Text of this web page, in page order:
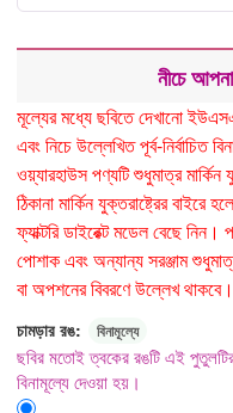
নীচে
মূল্যের মধ্যে ছবিতে দেখানো
এবং নিচে উল্লেখিত পূর্ব-
ওয়্যারহাউস পণ্যটি শুধুমাত্র মার্কিন
ঠিকানা মার্কিন যুক্তরাষ্ট্রের
ফ্যাক্টরি ডাইরেক্ট মডেল বেছে
পোশাক এবং অন্যান্য সরঞ্জাম
বা অপশনের বিবরণে উল্লেখ থাকবে।
চামড়ার রঙ: বিনামূল্যে
ছবির মতোই ত্বকের রঙটি এই
বিনামূল্যে দেওয়া হয়।